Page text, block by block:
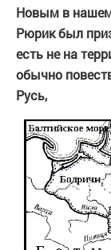
Новым в нашем
Рюрик был
есть не на
обычно
Русь,